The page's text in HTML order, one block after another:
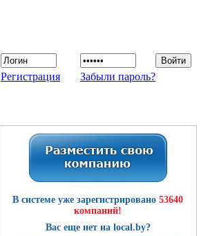
Регистрация Забыли пароль?
В системе уже зарегистрировано 53640
компаний!
Вас еще нет на local.by?